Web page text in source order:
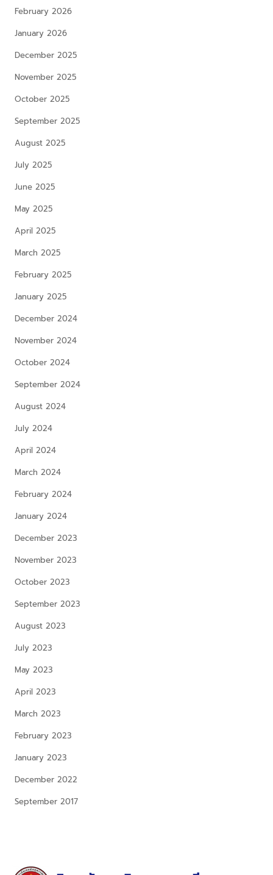
February 2026
January 2026
December 2025
November 2025
October 2025
September 2025
August 2025
July 2025
June 2025
May 2025
April 2025
March 2025
February 2025
January 2025
December 2024
November 2024
October 2024
September 2024
August 2024
July 2024
April 2024
March 2024
February 2024
January 2024
December 2023
November 2023
October 2023
September 2023
August 2023
July 2023
May 2023
April 2023
March 2023
February 2023
January 2023
December 2022
September 2017